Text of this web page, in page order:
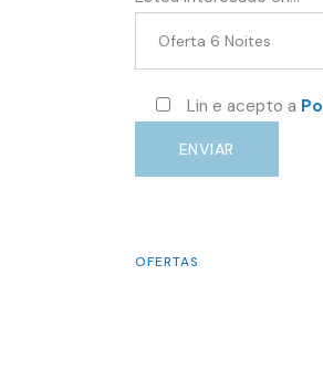
Lin e acepto a
ENVIAR
OFERTAS